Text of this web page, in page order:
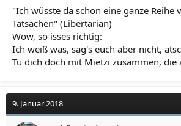
"Ich wüsste da schon eine ganze Reihe
Tatsachen" (Libertarian)
Wow, so isses richtig:
Ich weiß was, sag's euch aber nicht,
Tu dich doch mit Mietzi zusammen, die
9. Januar 2018